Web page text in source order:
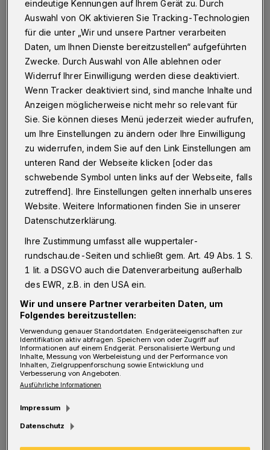
Samstag (8. August 2015) ab 14 Uhr die 3.
"Bobbycar-Challenge". Gefahren wird unter dem
Motto "Sauberkeit, Umweltbewusstsein und ein
tolerantes Miteinander".
31.07.2015 , 12:03 Uhr Eine Minute Lesezeit
"Das wird eine Riesengaudi auch für jung
gebliebene Muttis und Papas aus der Region.
Auch etwas Regen wird uns nicht davon
abhalten", so Isabell Riesner (IG
Hardteinander) und Jens Leven
(Geschäftsführer des Wuppertaler
Ingenieurbüros bueffee).
Kinder können ihre eigenen Bobbycars und
Helme mitbringen. Für die Erwachsenen
stehen für das Event gebaute Renn-Bobbycars
bereit. Die Eintragung in die Rennliste erfolgt
ab 14 Uhr, Start für die Kleinen ist um 15 Uhr.
eindeutige Kennungen auf Ihrem Gerät zu. Durch
Auswahl von OK aktivieren Sie Tracking-Technologien
für die unter „Wir und unsere Partner verarbeiten
Daten, um Ihnen Dienste bereitzustellen“ aufgeführten
Zwecke. Durch Auswahl von Alle ablehnen oder
Widerruf Ihrer Einwilligung werden diese deaktiviert.
Wenn Tracker deaktiviert sind, sind manche Inhalte und
Anzeigen möglicherweise nicht mehr so relevant für
Sie. Sie können dieses Menü jederzeit wieder aufrufen,
um Ihre Einstellungen zu ändern oder Ihre Einwilligung
zu widerrufen, indem Sie auf den Link Einstellungen am
unteren Rand der Webseite klicken [oder das
schwebende Symbol unten links auf der Webseite, falls
zutreffend]. Ihre Einstellungen gelten innerhalb unseres
Website. Weitere Informationen finden Sie in unserer
Datenschutzerklärung.
Ihre Zustimmung umfasst alle wuppertaler-
rundschau.de-Seiten und schließt gem. Art. 49 Abs. 1 S.
1 lit. a DSGVO auch die Datenverarbeitung außerhalb
des EWR, z.B. in den USA ein.
Wir und unsere Partner verarbeiten Daten, um
Folgendes bereitzustellen:
Verwendung genauer Standortdaten. Endgeräteeigenschaften zur
Identifikation aktiv abfragen. Speichern von oder Zugriff auf
Informationen auf einem Endgerät. Personalisierte Werbung und
Inhalte, Messung von Werbeleistung und der Performance von
Inhalten, Zielgruppenforschung sowie Entwicklung und
Verbesserung von Angeboten.
Ausführliche Informationen
Impressum
Datenschutz